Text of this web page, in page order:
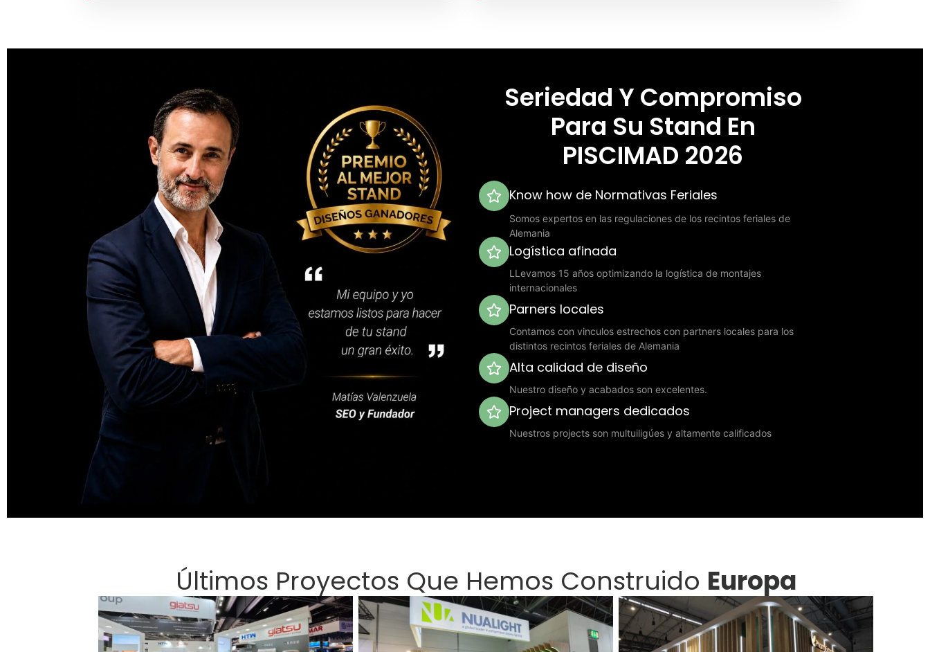
Seriedad Y Compromiso
Para Su Stand En
PISCIMAD 2026
Know how de Normativas Feriales
Somos expertos en las regulaciones de los recintos feriales de
Alemania
Logística afinada
LLevamos 15 años optimizando la logística de montajes
internacionales
Parners locales
Contamos con vinculos estrechos con partners locales para los
distintos recintos feriales de Alemania
Alta calidad de diseño
Nuestro diseño y acabados son excelentes.
Project managers dedicados
Nuestros projects son multuiligúes y altamente calificados
Últimos Proyectos Que Hemos Construido Europa